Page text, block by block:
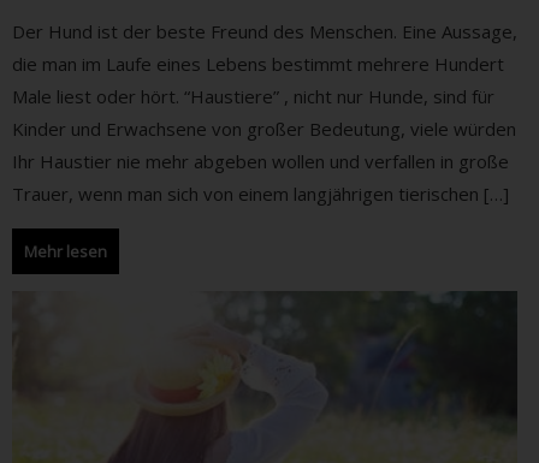
Der Hund ist der beste Freund des Menschen. Eine Aussage,
die man im Laufe eines Lebens bestimmt mehrere Hundert
Male liest oder hört. “Haustiere” , nicht nur Hunde, sind für
Kinder und Erwachsene von großer Bedeutung, viele würden
Ihr Haustier nie mehr abgeben wollen und verfallen in große
Trauer, wenn man sich von einem langjährigen tierischen […]
Mehr lesen